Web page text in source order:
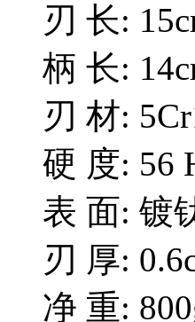
刃 长:
柄 长:
刃 材:
硬 度: 56
表 面: 镀
刃 厚:
净 重: